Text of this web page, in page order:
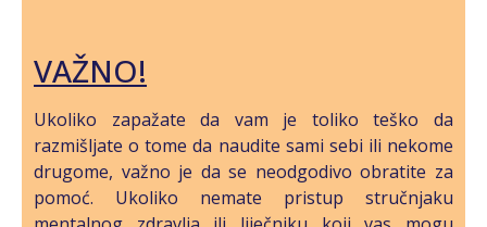
VAŽNO!
Ukoliko zapažate da vam je toliko teško da
razmišljate o tome da naudite sami sebi ili nekome
drugome, važno je da se neodgodivo obratite za
pomoć. Ukoliko nemate pristup stručnjaku